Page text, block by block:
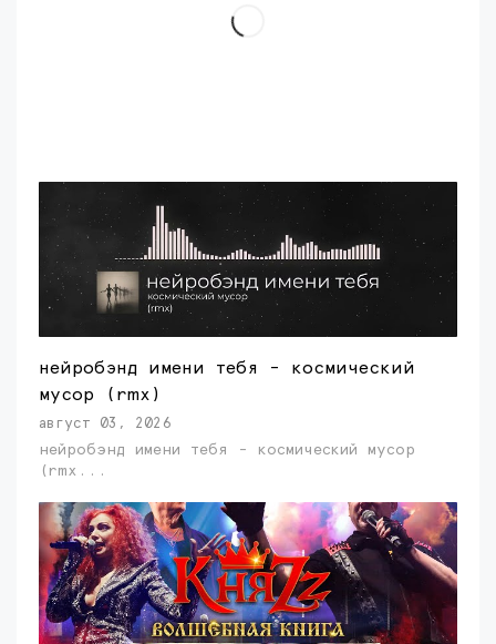
нейробэнд имени тебя - космический
мусор (rmx)
август 03, 2026
нейробэнд имени тебя - космический мусор
(rmx...